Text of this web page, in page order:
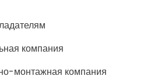
компания
монтажная компания